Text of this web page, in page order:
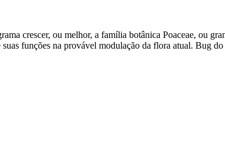
crescer, ou melhor, a família botânica Poaceae, ou
suas funções na provável modulação da flora atual. Bug